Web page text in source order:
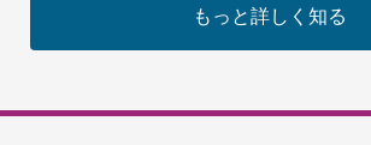
もっと詳しく知る